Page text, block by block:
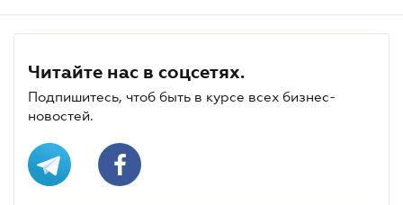
Читайте нас в соцсетях.
Подпишитесь, чтоб быть в курсе всех бизнес-
новостей.